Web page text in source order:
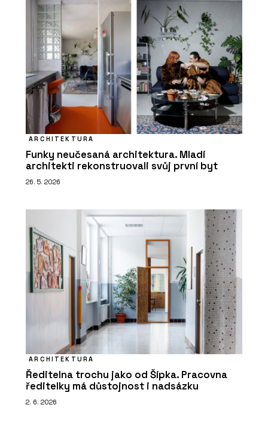
ARCHITEKTURA
Funky neučesaná architektura. Mladí
architekti rekonstruovali svůj první byt
26. 5. 2026
ARCHITEKTURA
Ředitelna trochu jako od Šípka. Pracovna
ředitelky má důstojnost i nadsázku
2. 6. 2026